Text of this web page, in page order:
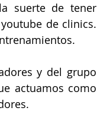
suerte de tener
de clinics.
y del grupo
actuamos como